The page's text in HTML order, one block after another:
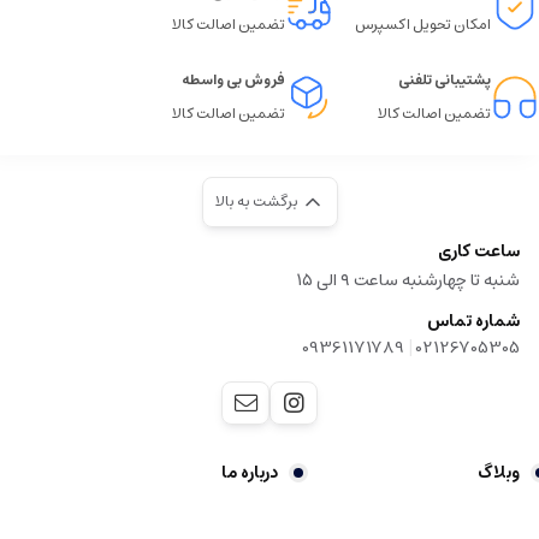
امکان تحویل اکسپرس
تضمین اصالت کالا
پشتیبانی تلفنی
تضمین اصالت کالا
فروش بی واسطه
تضمین اصالت کالا
برگشت به بالا
ساعت کاری
شنبه تا چهارشنبه ساعت ۹ الی ۱۵
شماره تماس
02126705305
|
09361171789
وبلاگ درباره ما